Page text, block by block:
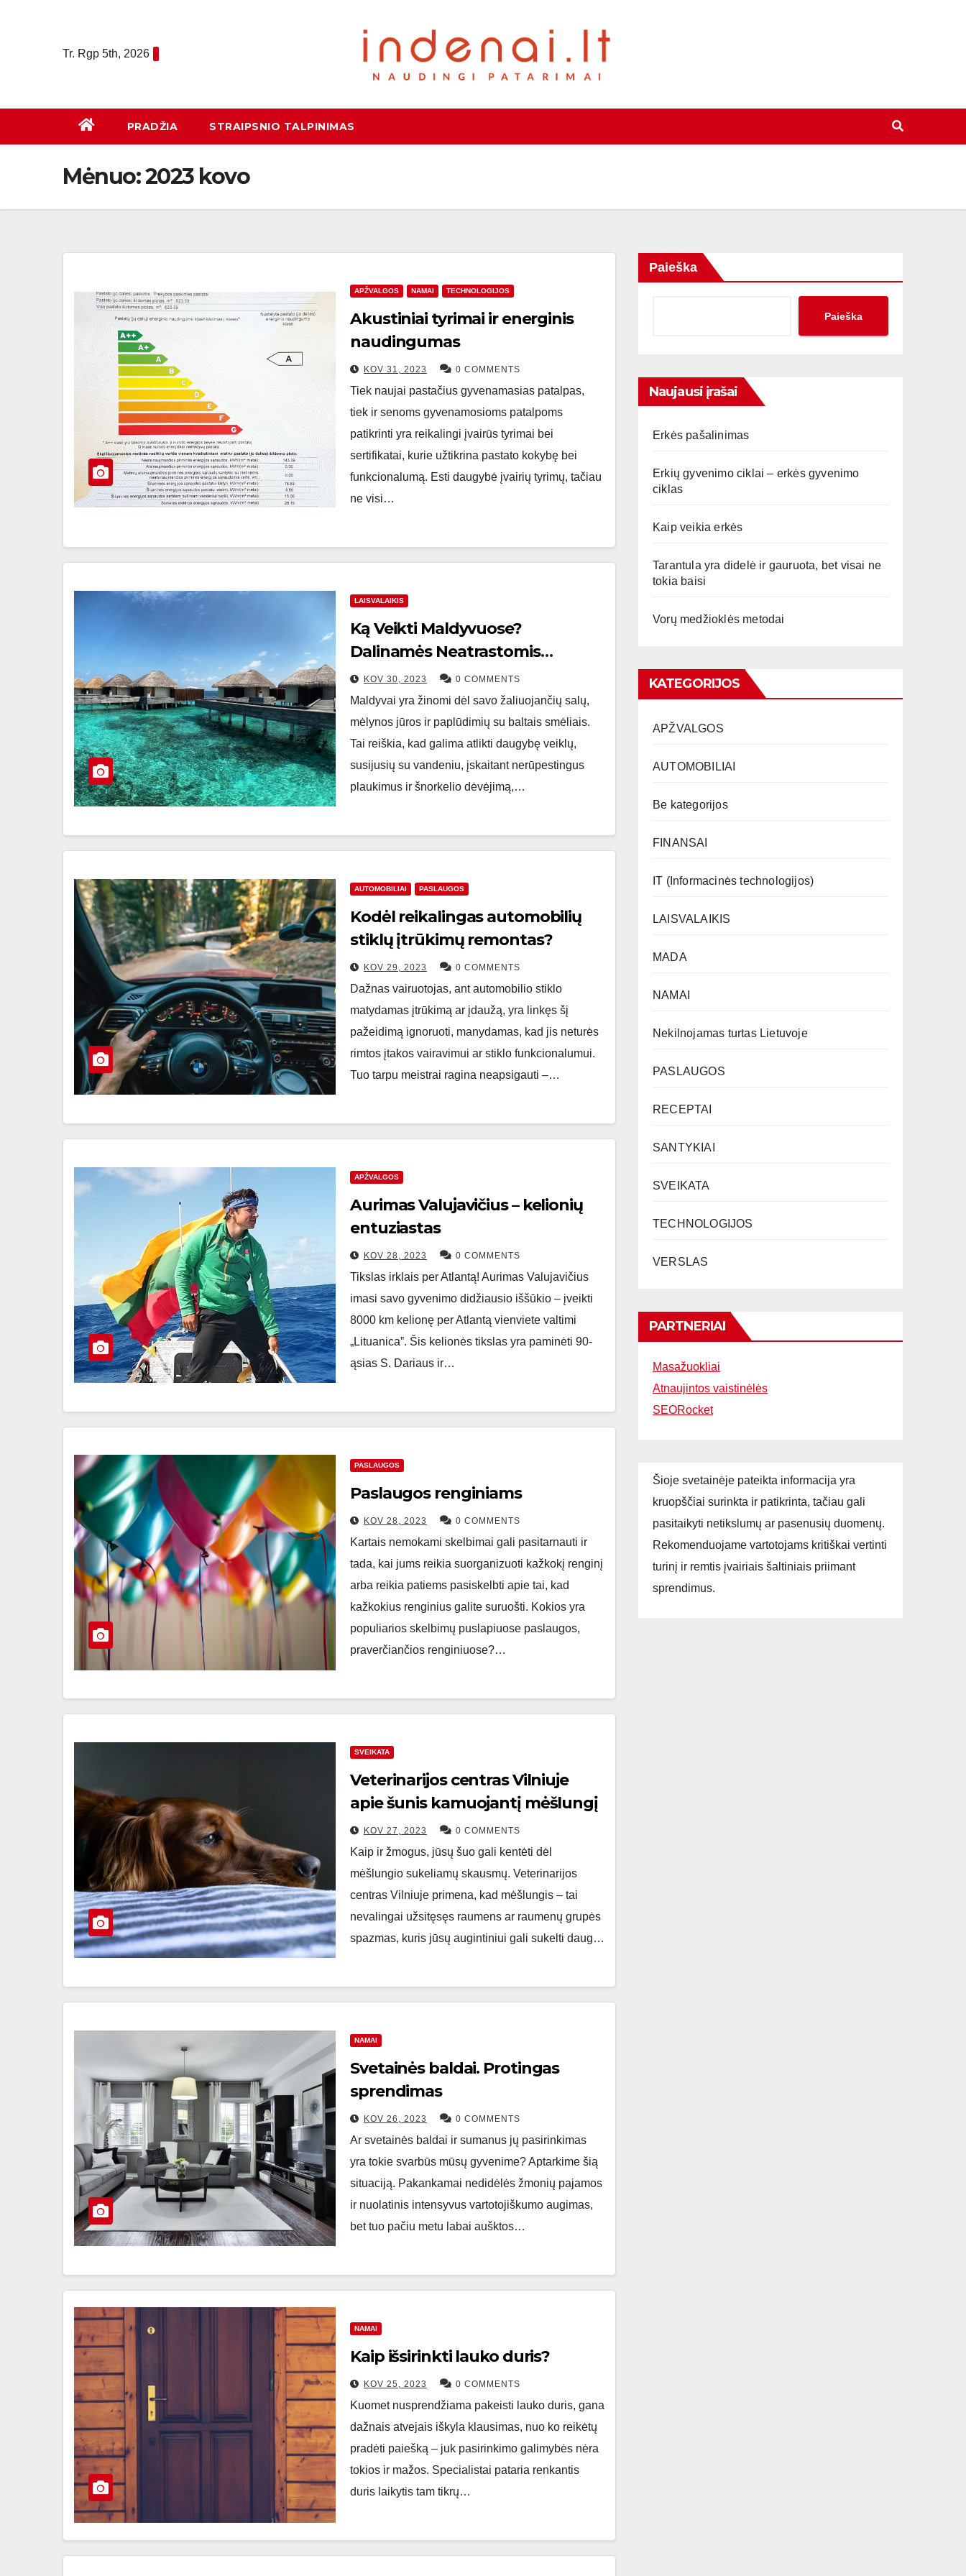
Tr. Rgp 5th, 2026
PRADŽIA STRAIPSNIO TALPINIMAS
Mėnuo:2023 kovo
APŽVALGOS NAMAI TECHNOLOGIJOS
Akustiniai tyrimai ir energinis
naudingumas
KOV 31, 2023 0 COMMENTS
Tiek naujai pastačius gyvenamasias patalpas,
tiek ir senoms gyvenamosioms patalpoms
patikrinti yra reikalingi įvairūs tyrimai bei
sertifikatai, kurie užtikrina pastato kokybę bei
funkcionalumą. Esti daugybė įvairių tyrimų, tačiau
ne visi…
LAISVALAIKIS
Ką Veikti Maldyvuose?
Dalinamės Neatrastomis
Vietomis Ir Paplūdymiais
KOV 30, 2023 0 COMMENTS
Maldyvai yra žinomi dėl savo žaliuojančių salų,
mėlynos jūros ir paplūdimių su baltais smėliais.
Tai reiškia, kad galima atlikti daugybę veiklų,
susijusių su vandeniu, įskaitant nerūpestingus
plaukimus ir šnorkelio dėvėjimą,…
AUTOMOBILIAI PASLAUGOS
Kodėl reikalingas automobilių
stiklų įtrūkimų remontas?
KOV 29, 2023 0 COMMENTS
Dažnas vairuotojas, ant automobilio stiklo
matydamas įtrūkimą ar įdaužą, yra linkęs šį
pažeidimą ignoruoti, manydamas, kad jis neturės
rimtos įtakos vairavimui ar stiklo funkcionalumui.
Tuo tarpu meistrai ragina neapsigauti –…
APŽVALGOS
Aurimas Valujavičius – kelionių
entuziastas
KOV 28, 2023 0 COMMENTS
Tikslas irklais per Atlantą! Aurimas Valujavičius
imasi savo gyvenimo didžiausio iššūkio – įveikti
8000 km kelionę per Atlantą vienviete valtimi
„Lituanica”. Šis kelionės tikslas yra paminėti 90-
ąsias S. Dariaus ir…
PASLAUGOS
Paslaugos renginiams
KOV 28, 2023 0 COMMENTS
Kartais nemokami skelbimai gali pasitarnauti ir
tada, kai jums reikia suorganizuoti kažkokį renginį
arba reikia patiems pasiskelbti apie tai, kad
kažkokius renginius galite suruošti. Kokios yra
populiarios skelbimų puslapiuose paslaugos,
praverčiančios renginiuose?…
SVEIKATA
Veterinarijos centras Vilniuje
apie šunis kamuojantį mėšlungį
KOV 27, 2023 0 COMMENTS
Kaip ir žmogus, jūsų šuo gali kentėti dėl
mėšlungio sukeliamų skausmų. Veterinarijos
centras Vilniuje primena, kad mėšlungis – tai
nevalingai užsitęsęs raumens ar raumenų grupės
spazmas, kuris jūsų augintiniui gali sukelti daug…
NAMAI
Svetainės baldai. Protingas
sprendimas
KOV 26, 2023 0 COMMENTS
Ar svetainės baldai ir sumanus jų pasirinkimas
yra tokie svarbūs mūsų gyvenime? Aptarkime šią
situaciją. Pakankamai nedidėlės žmonių pajamos
ir nuolatinis intensyvus vartotojiškumo augimas,
bet tuo pačiu metu labai aušktos…
NAMAI
Kaip išsirinkti lauko duris?
KOV 25, 2023 0 COMMENTS
Kuomet nusprendžiama pakeisti lauko duris, gana
dažnais atvejais iškyla klausimas, nuo ko reikėtų
pradėti paiešką – juk pasirinkimo galimybės nėra
tokios ir mažos. Specialistai pataria renkantis
duris laikytis tam tikrų…
Paieška
Paieška
Naujausi įrašai
Erkės pašalinimas
Erkių gyvenimo ciklai – erkės gyvenimo
ciklas
Kaip veikia erkės
Tarantula yra didelė ir gauruota, bet visai ne
tokia baisi
Vorų medžioklės metodai
KATEGORIJOS
APŽVALGOS
AUTOMOBILIAI
Be kategorijos
FINANSAI
IT (Informacinės technologijos)
LAISVALAIKIS
MADA
NAMAI
Nekilnojamas turtas Lietuvoje
PASLAUGOS
RECEPTAI
SANTYKIAI
SVEIKATA
TECHNOLOGIJOS
VERSLAS
PARTNERIAI
Masažuokliai
Atnaujintos vaistinėlės
SEORocket
Šioje svetainėje pateikta informacija yra
kruopščiai surinkta ir patikrinta, tačiau gali
pasitaikyti netikslumų ar pasenusių duomenų.
Rekomenduojame vartotojams kritiškai vertinti
turinį ir remtis įvairiais šaltiniais priimant
sprendimus.